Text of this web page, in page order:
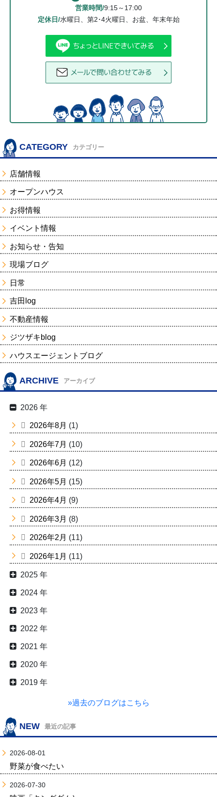
営業時間/9:15～17:00
定休日/水曜日、第2･4火曜日、お盆、年末年始
CATEGORY カテゴリー
店舗情報
オープンハウス
お得情報
イベント情報
お知らせ・告知
現場ブログ
日常
吉田log
不動産情報
ジツザキblog
ハウスエージェントブログ
ARCHIVE アーカイブ
2026 年
2026年8月 (1)
2026年7月 (10)
2026年6月 (12)
2026年5月 (15)
2026年4月 (9)
2026年3月 (8)
2026年2月 (11)
2026年1月 (11)
2025 年
2024 年
2023 年
2022 年
2021 年
2020 年
2019 年
»過去のブログはこちら
NEW 最近の記事
2026-08-01
野菜が食べたい
2026-07-30